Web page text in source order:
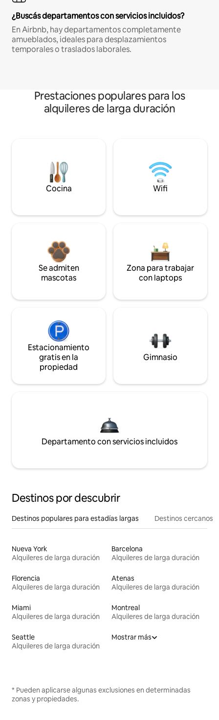
¿Buscás departamentos con servicios incluidos?
En Airbnb, hay departamentos completamente
amueblados, ideales para desplazamientos
temporales o traslados laborales.
Prestaciones populares para los
alquileres de larga duración
Cocina Wifi
Se admiten
mascotas
Zona para trabajar
con laptops
Estacionamiento
gratis en la
propiedad
Gimnasio
Departamento con servicios incluidos
Destinos por descubrir
Destinos populares para estadías largas Destinos cercanos
Nueva York
Alquileres de larga duración
Barcelona
Alquileres de larga duración
Florencia
Alquileres de larga duración
Atenas
Alquileres de larga duración
Miami
Alquileres de larga duración
Montreal
Alquileres de larga duración
Seattle
Alquileres de larga duración
Mostrar más
* Pueden aplicarse algunas exclusiones en determinadas
zonas y propiedades.